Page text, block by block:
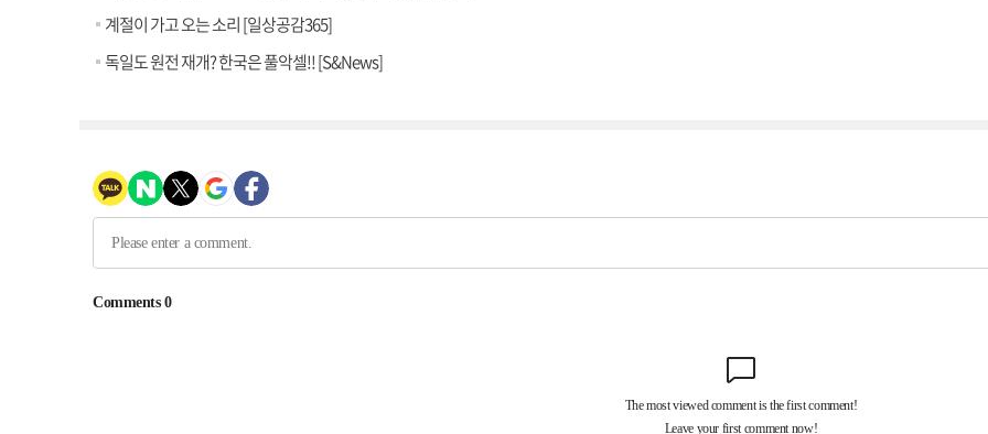
계절이 가고 오는 소리 [일상공감365]
독일도 원전 재개? 한국은 풀악셀!! [S&News]